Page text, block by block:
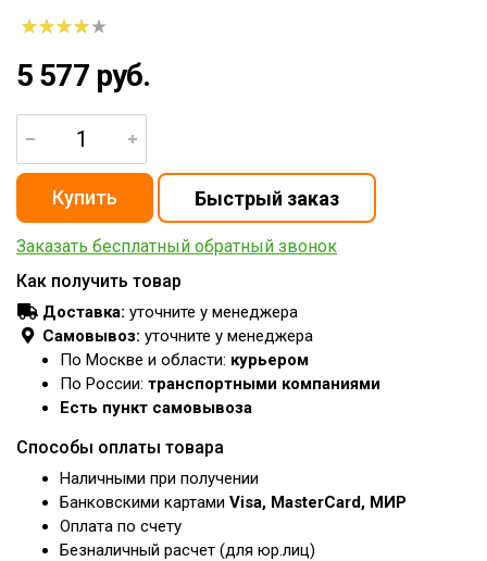
5 577 руб.
Заказать бесплатный обратный звонок
Как получить товар
Доставка: уточните у менеджера
Самовывоз: уточните у менеджера
По Москве и области: курьером
По России: транспортными компаниями
Есть пункт самовывоза
Способы оплаты товара
Наличными при получении
Банковскими картами Visa, MasterCard, МИР
Оплата по счету
Безналичный расчет (для юр.лиц)